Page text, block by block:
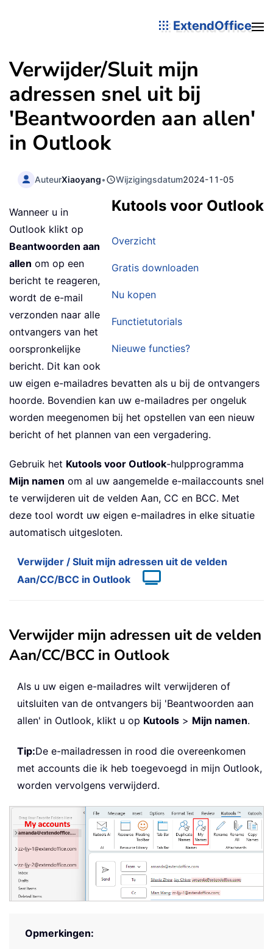
ExtendOffice
Verwijder/Sluit mijn
adressen snel uit bij
'Beantwoorden aan allen'
in Outlook
AuteurXiaoyang• Wijzigingsdatum2024-11-05
Kutools voor Outlook
Overzicht
Gratis downloaden
Nu kopen
Functietutorials
Nieuwe functies?
Wanneer u in
Outlook klikt op
Beantwoorden aan
allen om op een
bericht te reageren,
wordt de e-mail
verzonden naar alle
ontvangers van het
oorspronkelijke
bericht. Dit kan ook
uw eigen e-mailadres bevatten als u bij de ontvangers
hoorde. Bovendien kan uw e-mailadres per ongeluk
worden meegenomen bij het opstellen van een nieuw
bericht of het plannen van een vergadering.
Gebruik het Kutools voor Outlook-hulpprogramma
Mijn namen om al uw aangemelde e-mailaccounts snel
te verwijderen uit de velden Aan, CC en BCC. Met
deze tool wordt uw eigen e-mailadres in elke situatie
automatisch uitgesloten.
Verwijder / Sluit mijn adressen uit de velden
Aan/CC/BCC in Outlook
Verwijder mijn adressen uit de velden
Aan/CC/BCC in Outlook
Als u uw eigen e-mailadres wilt verwijderen of
uitsluiten van de ontvangers bij 'Beantwoorden aan
allen' in Outlook, klikt u op Kutools > Mijn namen.
Tip:De e-mailadressen in rood die overeenkomen
met accounts die ik heb toegevoegd in mijn Outlook,
worden vervolgens verwijderd.
Opmerkingen: